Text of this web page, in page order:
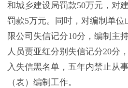
和城乡建设局罚款50万元，对
罚款5万元。同时，对编制单
限公司失信记分10分，编制主
人员贾亚红分别失信记分20分
入失信黑名单，五年内禁止从
（表）编制工作。